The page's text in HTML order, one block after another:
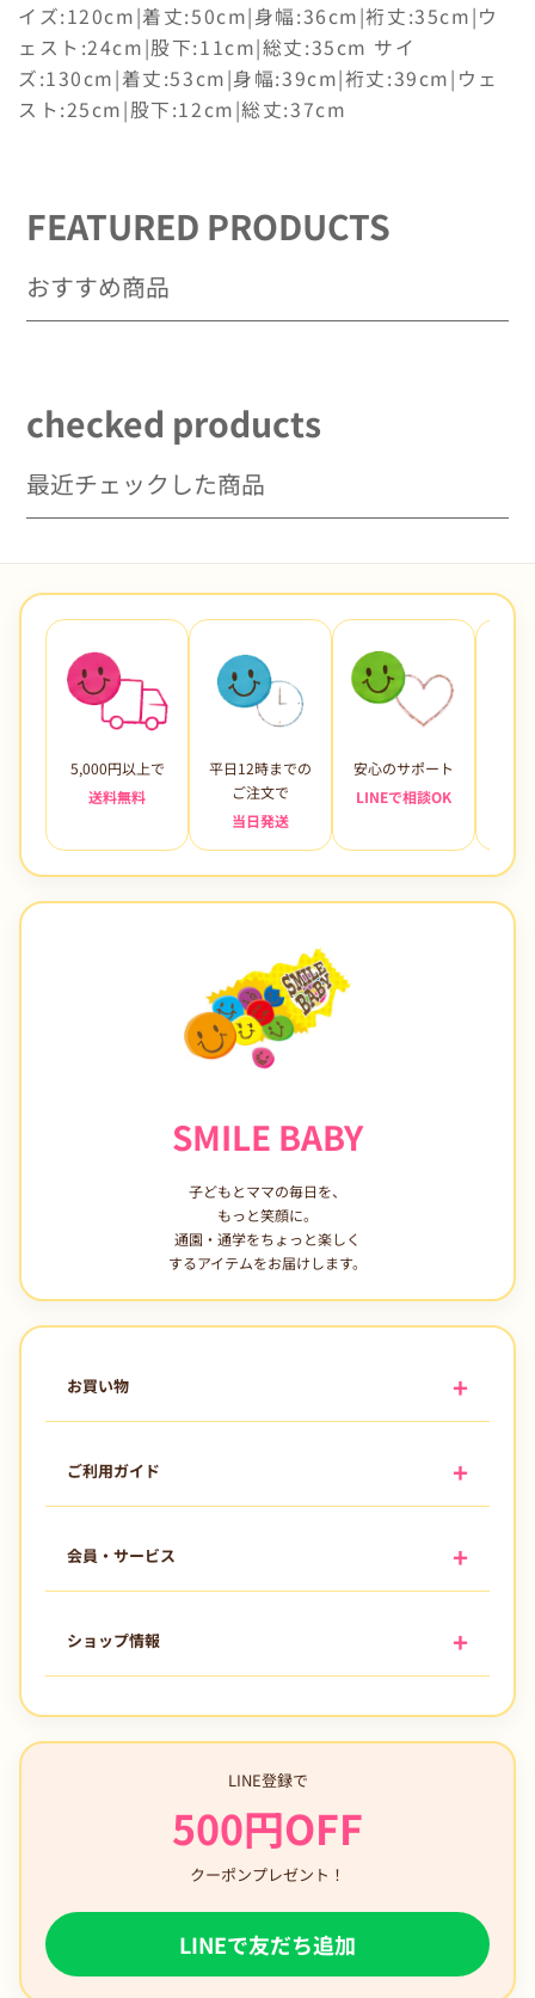
イズ:120cm|着丈:50cm|身幅:36cm|裄丈:35cm|ウ
ェスト:24cm|股下:11cm|総丈:35cm サイ
ズ:130cm|着丈:53cm|身幅:39cm|裄丈:39cm|ウェ
スト:25cm|股下:12cm|総丈:37cm
FEATURED PRODUCTS
おすすめ商品
checked products
最近チェックした商品
5,000円以上で
送料無料
平日12時までの
ご注文で
当日発送
安心のサポート
LINEで相談OK
SMILE BABY
子どもとママの毎日を、
もっと笑顔に。
通園・通学をちょっと楽しく
するアイテムをお届けします。
お買い物
ご利用ガイド
会員・サービス
ショップ情報
LINE登録で
500円OFF
クーポンプレゼント！
LINEで友だち追加